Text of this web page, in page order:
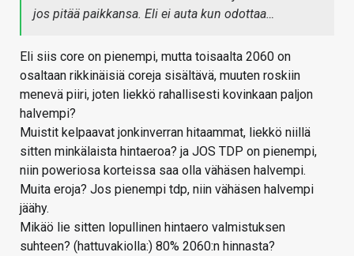
jos pitää paikkansa. Eli ei auta kun odottaa…
Eli siis core on pienempi, mutta toisaalta 2060 on
osaltaan rikkinäisiä coreja sisältävä, muuten roskiin
menevä piiri, joten liekkö rahallisesti kovinkaan paljon
halvempi?
Muistit kelpaavat jonkinverran hitaammat, liekkö niillä
sitten minkälaista hintaeroa? ja JOS TDP on pienempi,
niin poweriosa korteissa saa olla vähäsen halvempi.
Muita eroja? Jos pienempi tdp, niin vähäsen halvempi
jäähy.
Mikäö lie sitten lopullinen hintaero valmistuksen
suhteen? (hattuvakiolla:) 80% 2060:n hinnasta?